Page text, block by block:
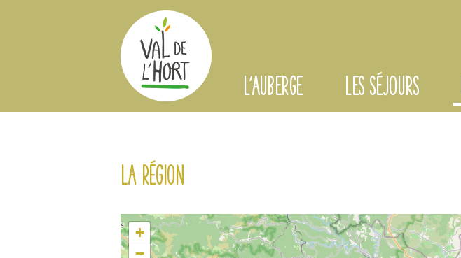
La région
+
−
L'AUBERGE LES SÉJOURS